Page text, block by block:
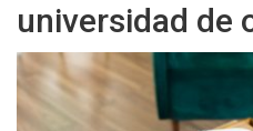
universidad de